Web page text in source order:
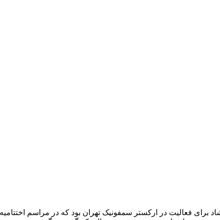
برای فعالیت در ارکستر سمفونیک تهران بود که در مراسم